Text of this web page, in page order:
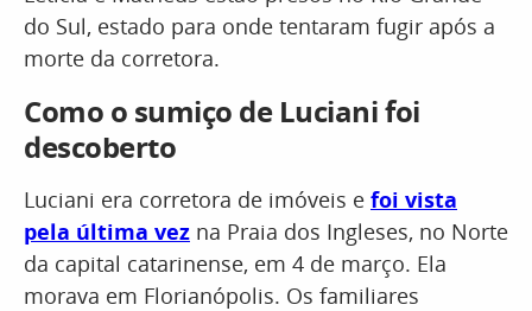
do Sul, estado para onde tentaram fugir após a
morte da corretora.
Como o sumiço de Luciani foi
descoberto
Luciani era corretora de imóveis e foi vista
pela última vez na Praia dos Ingleses, no Norte
da capital catarinense, em 4 de março. Ela
morava em Florianópolis. Os familiares